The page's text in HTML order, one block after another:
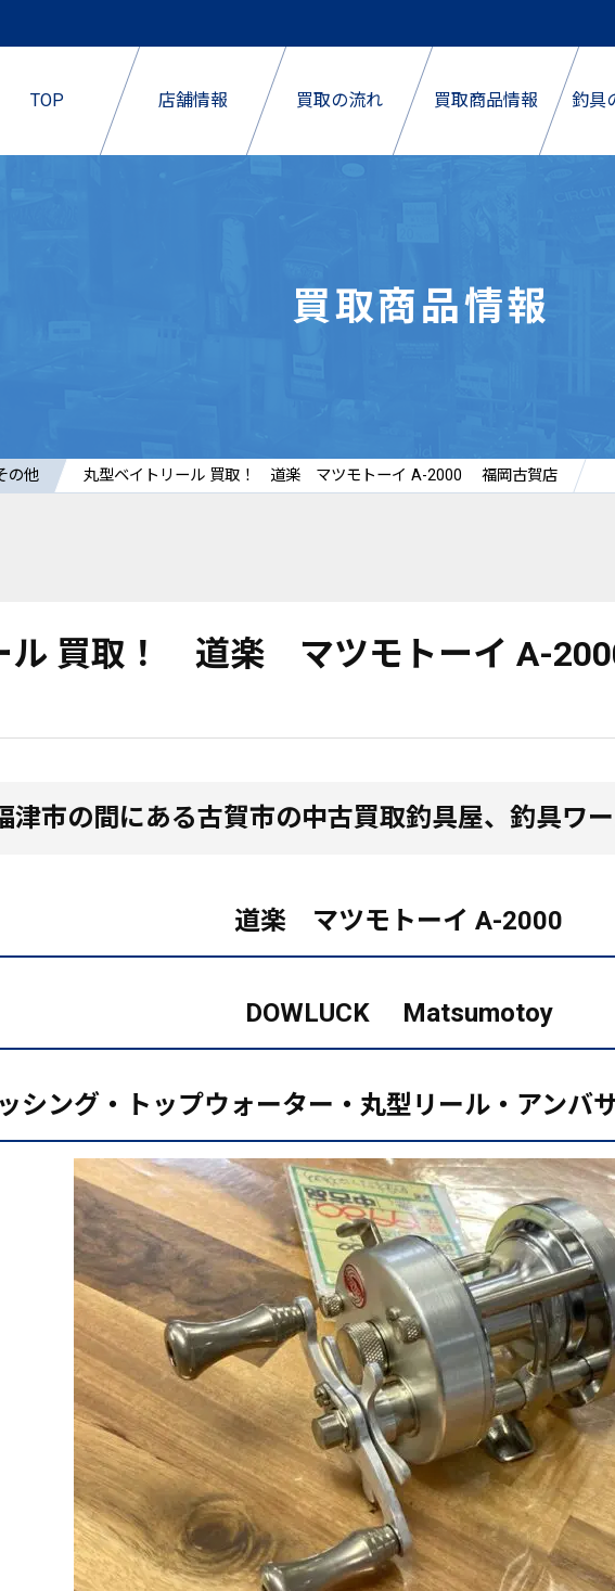
TOP 店舗情報 買取の流れ 買取商品情報 釣具
買取商品情報
の他 丸型ベイトリール 買取！ 道楽 マツモトーイ A-2000 福岡古賀店
ル 買取！ 道楽 マツモトーイ A-
津市の間にある古賀市の中古買取釣具屋、釣具ワ
道楽 マツモトーイ A-2000
DOWLUCK Matsumotoy
シング・トップウォーター・丸型リール・アンバ